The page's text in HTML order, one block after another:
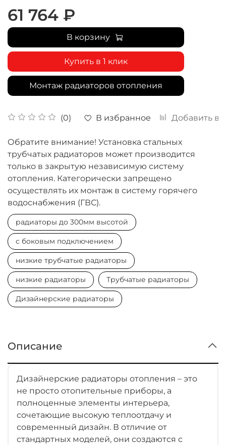
(0) В избранное Добавить в
61 764 ₽
В корзину
Купить в 1 клик
Монтаж радиаторов отопления
Обратите внимание! Установка стальных
трубчатых радиаторов может производится
только в закрытую независимую систему
отопления. Категорически запрещено
осуществлять их монтаж в систему горячего
водоснабжения (ГВС).
радиаторы до 300мм высотой
с боковым подключением
низкие трубчатые радиаторы
низкие радиаторы Трубчатые радиаторы
Дизайнерские радиаторы
Описание
Дизайнерские радиаторы отопления – это
не просто отопительные приборы, а
полноценные элементы интерьера,
сочетающие высокую теплоотдачу и
современный дизайн. В отличие от
стандартных моделей, они создаются с